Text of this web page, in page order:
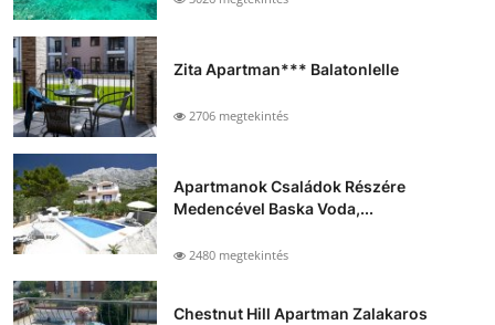
Zita Apartman*** Balatonlelle
2706 megtekintés
Apartmanok Családok Részére
Medencével Baska Voda,...
2480 megtekintés
Chestnut Hill Apartman Zalakaros